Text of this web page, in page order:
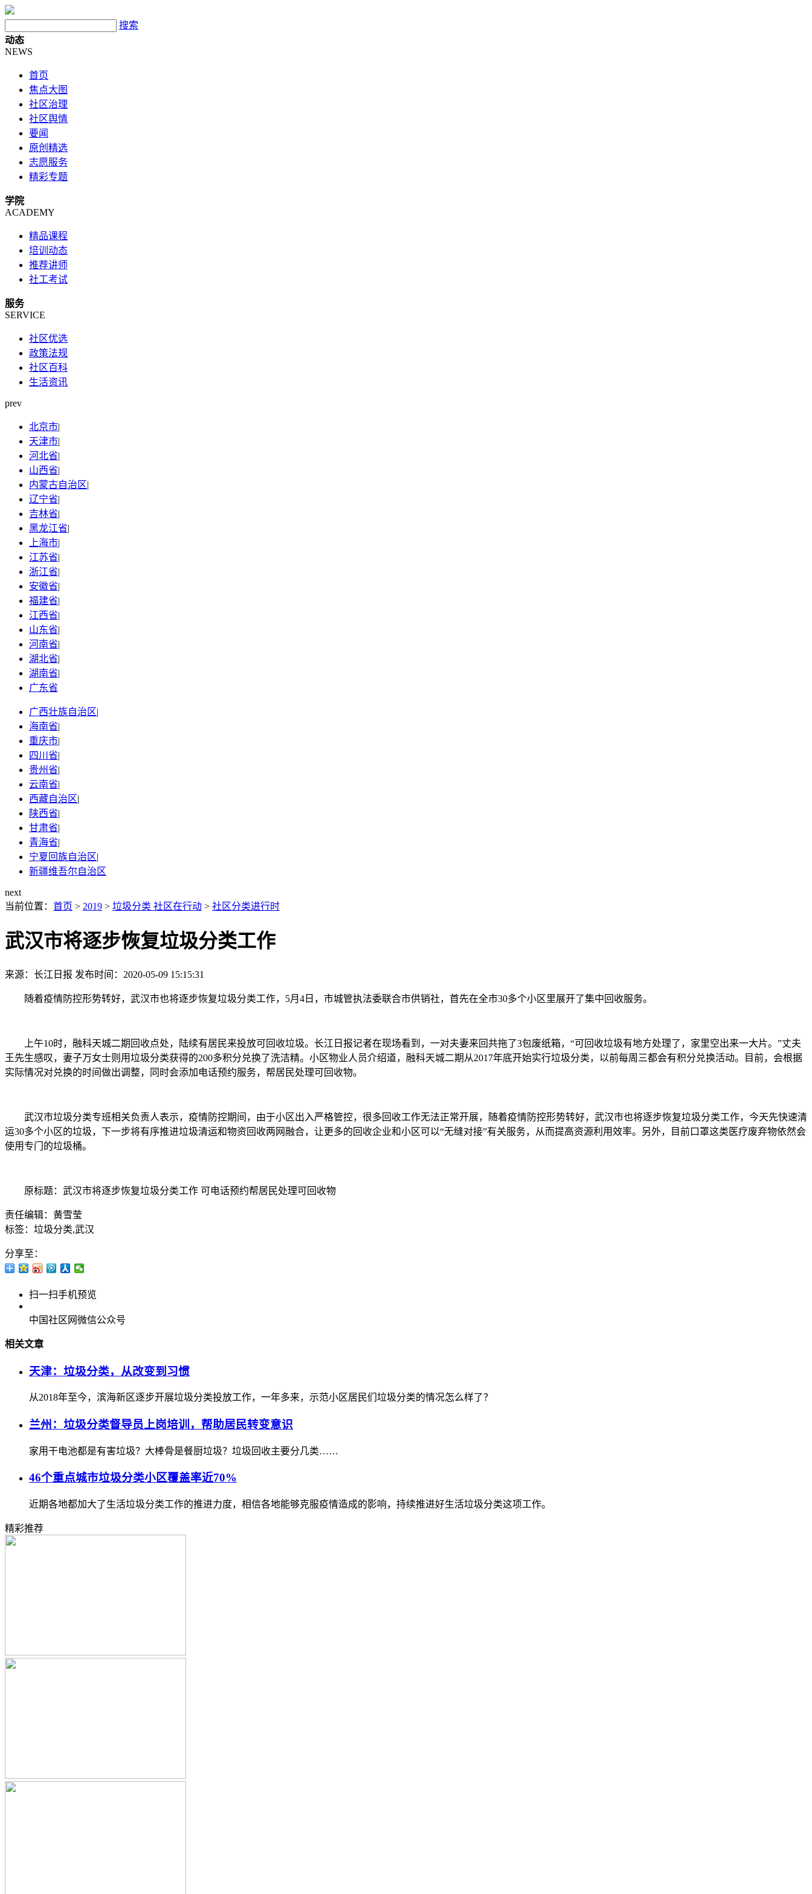
搜索
动态
NEWS
首页
焦点大图
社区治理
社区舆情
要闻
原创精选
志愿服务
精彩专题
学院
ACADEMY
精品课程
培训动态
推荐讲师
社工考试
服务
SERVICE
社区优选
政策法规
社区百科
生活资讯
prev
北京市|
天津市|
河北省|
山西省|
内蒙古自治区|
辽宁省|
吉林省|
黑龙江省|
上海市|
江苏省|
浙江省|
安徽省|
福建省|
江西省|
山东省|
河南省|
湖北省|
湖南省|
广东省
广西壮族自治区|
海南省|
重庆市|
四川省|
贵州省|
云南省|
西藏自治区|
陕西省|
甘肃省|
青海省|
宁夏回族自治区|
新疆维吾尔自治区
next
当前位置： 首页 > 2019 > 垃圾分类 社区在行动 > 社区分类进行时
武汉市将逐步恢复垃圾分类工作
来源：长江日报 发布时间：2020-05-09 15:15:31
随着疫情防控形势转好，武汉市也将逐步恢复垃圾分类工作，5月4日，市城管执法委联合市供销社，首先在全市30多个小区里展开了集中回收服务。
上午10时，融科天城二期回收点处，陆续有居民来投放可回收垃圾。长江日报记者在现场看到，一对夫妻来回共拖了3包废纸箱，“可回收垃圾有地方处理了，家里空出来一大片。”丈夫
王先生感叹，妻子万女士则用垃圾分类获得的200多积分兑换了洗洁精。小区物业人员介绍道，融科天城二期从2017年底开始实行垃圾分类，以前每周三都会有积分兑换活动。目前，会根据
实际情况对兑换的时间做出调整，同时会添加电话预约服务，帮居民处理可回收物。
武汉市垃圾分类专班相关负责人表示，疫情防控期间，由于小区出入严格管控，很多回收工作无法正常开展，随着疫情防控形势转好，武汉市也将逐步恢复垃圾分类工作，今天先快速清
运30多个小区的垃圾，下一步将有序推进垃圾清运和物资回收两网融合，让更多的回收企业和小区可以“无缝对接”有关服务，从而提高资源利用效率。另外，目前口罩这类医疗废弃物依然会
使用专门的垃圾桶。
原标题：武汉市将逐步恢复垃圾分类工作 可电话预约帮居民处理可回收物
责任编辑：黄雪莹
标签：垃圾分类,武汉
分享至：
扫一扫手机预览
中国社区网微信公众号
相关文章
天津：垃圾分类，从改变到习惯
从2018年至今，滨海新区逐步开展垃圾分类投放工作，一年多来，示范小区居民们垃圾分类的情况怎么样了？
兰州：垃圾分类督导员上岗培训，帮助居民转变意识
家用干电池都是有害垃圾？大棒骨是餐厨垃圾？垃圾回收主要分几类……
46个重点城市垃圾分类小区覆盖率近70%
近期各地都加大了生活垃圾分类工作的推进力度，相信各地能够克服疫情造成的影响，持续推进好生活垃圾分类这项工作。
精彩推荐